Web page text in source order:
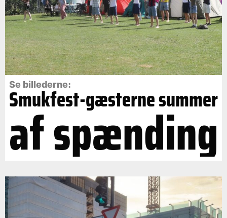
Se billederne:
Smukfest-gæsterne summer
af spænding